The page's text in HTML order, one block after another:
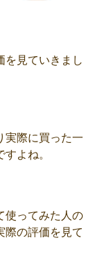
を見ていきまし
実際に買った一
よね。
使ってみた人の
際の評価を見て